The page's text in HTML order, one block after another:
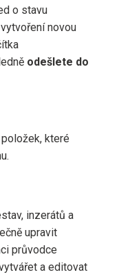
o stavu
novou
odešlete do
které
inzerátů a
upravit
průvodce
a editovat